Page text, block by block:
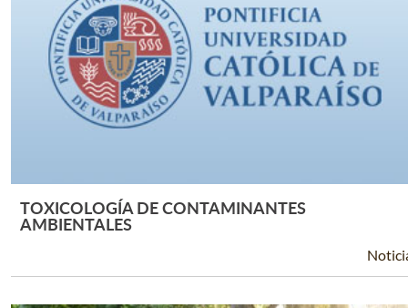
Leer Más +
TOXICOLOGÍA DE CONTAMINANTES
AMBIENTALES